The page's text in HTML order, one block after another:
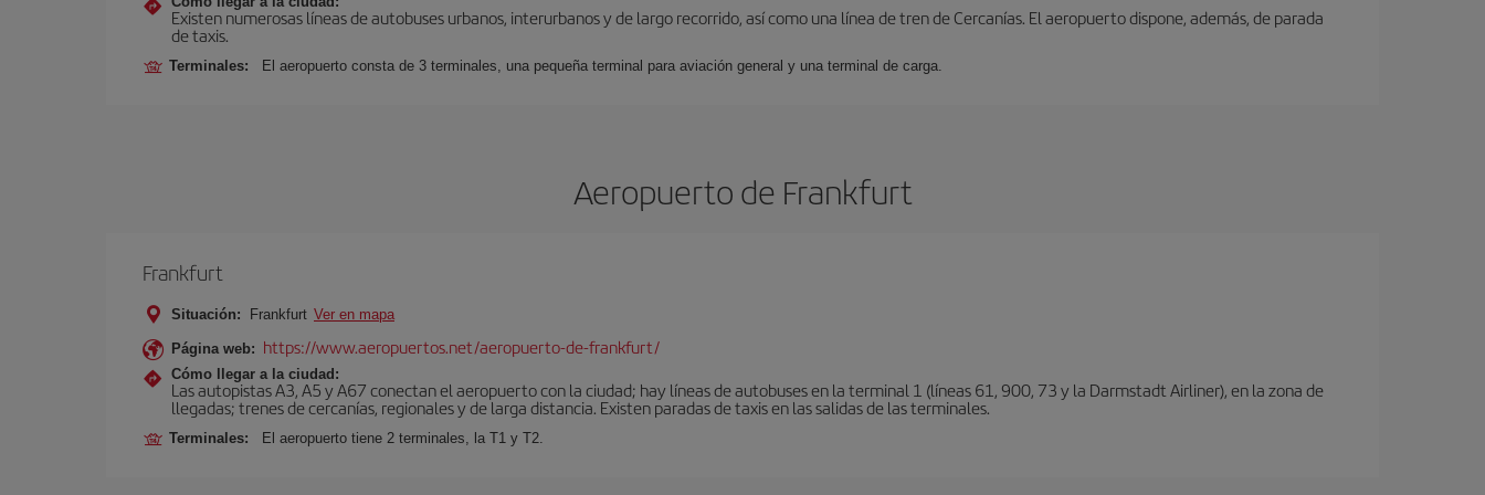
Existen numerosas líneas de autobuses urbanos, interurbanos y de largo recorrido, así como una línea de tren de Cercanías. El aeropuerto dispone, además, de parada
de taxis.
Terminales: El aeropuerto consta de 3 terminales, una pequeña terminal para aviación general y una terminal de carga.
Aeropuerto de Frankfurt
Frankfurt
Situación: Frankfurt Ver en mapa
Página web: https://www.aeropuertos.net/aeropuerto-de-frankfurt/
Cómo llegar a la ciudad:
Las autopistas A3, A5 y A67 conectan el aeropuerto con la ciudad; hay líneas de autobuses en la terminal 1 (líneas 61, 900, 73 y la Darmstadt Airliner), en la zona de
llegadas; trenes de cercanías, regionales y de larga distancia. Existen paradas de taxis en las salidas de las terminales.
Terminales: El aeropuerto tiene 2 terminales, la T1 y T2.